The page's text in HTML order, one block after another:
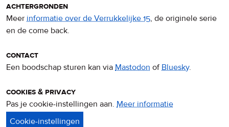
achtergronden
Meer informatie over de Verrukkelijke 15, de originele serie
en de come back.
contact
Een boodschap sturen kan via Mastodon ofBluesky.
cookies & privacy
Pas je cookie-instellingen aan. Meer informatie